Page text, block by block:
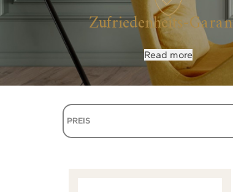
Zufriedenheits-
Read more
PREIS